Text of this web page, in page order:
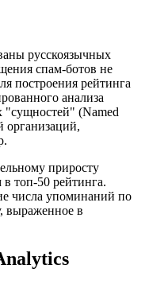
русскоязычных
спам-ботов не
построения рейтинга
анализа
"сущностей" (Named
организаций,
приросту
топ-50 рейтинга.
числа упоминаний по
выраженное в